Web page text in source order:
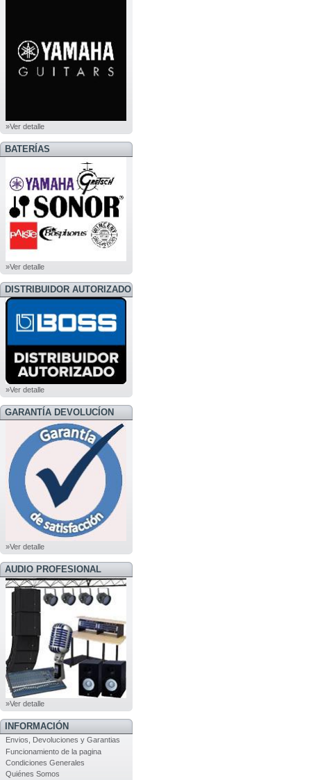
»Ver detalle
BATERÍAS
»Ver detalle
DISTRIBUIDOR AUTORIZADO
BOSS
»Ver detalle
GARANTÍA DEVOLUCÍON
»Ver detalle
AUDIO PROFESIONAL
»Ver detalle
INFORMACIÓN
Envios, Devoluciones y Garantias
Funcionamiento de la pagina
Condiciones Generales
Quiénes Somos